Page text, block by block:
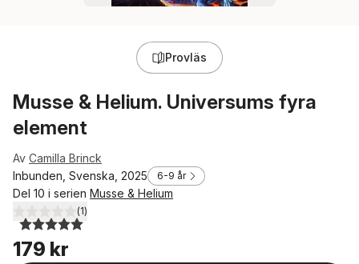
Provläs
Musse & Helium. Universums fyra
element
Av Camilla Brinck
Inbunden, Svenska, 2025
6-9 år
Del 10 i serien Musse & Helium
5,0utav 5 stjärnor. Totalt antal röster:
(1)
179 kr